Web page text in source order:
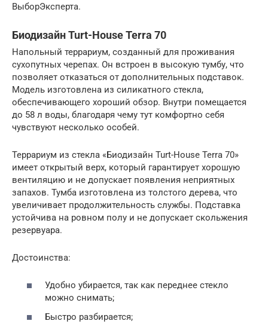
ВыборЭксперта.
Биодизайн Turt-House Terra 70
Напольный террариум, созданный для проживания
сухопутных черепах. Он встроен в высокую тумбу, что
позволяет отказаться от дополнительных подставок.
Модель изготовлена из силикатного стекла,
обеспечивающего хороший обзор. Внутри помещается
до 58 л воды, благодаря чему тут комфортно себя
чувствуют несколько особей.
Террариум из стекла «Биодизайн Turt-House Terra 70»
имеет открытый верх, который гарантирует хорошую
вентиляцию и не допускает появления неприятных
запахов. Тумба изготовлена из толстого дерева, что
увеличивает продолжительность службы. Подставка
устойчива на ровном полу и не допускает скольжения
резервуара.
Достоинства:
Удобно убирается, так как переднее стекло
можно снимать;
Быстро разбирается;